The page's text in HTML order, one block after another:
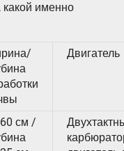
какой именно
Двигатель
см /